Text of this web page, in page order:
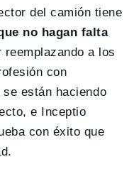
del camión tiene
no hagan falta
reemplazando a los
con
están haciendo
e Inceptio
con éxito que